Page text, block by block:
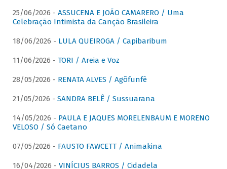
25/06/2026 - ASSUCENA E JOÃO CAMARERO / Uma
Celebração Intimista da Canção Brasileira
18/06/2026 - LULA QUEIROGA / Capibaribum
11/06/2026 - TORI / Areia e Voz
28/05/2026 - RENATA ALVES / Agôfunfè
21/05/2026 - SANDRA BELÊ / Sussuarana
14/05/2026 - PAULA E JAQUES MORELENBAUM E MORENO
VELOSO / Só Caetano
07/05/2026 - FAUSTO FAWCETT / Animakina
16/04/2026 - VINÍCIUS BARROS / Cidadela